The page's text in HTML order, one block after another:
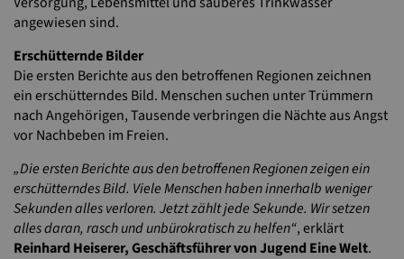
angewiesen sind.
Erschütternde Bilder
Die ersten Berichte aus den betroffenen Regionen zeichnen
ein erschütterndes Bild. Menschen suchen unter Trümmern
nach Angehörigen, Tausende verbringen die Nächte aus Angst
vor Nachbeben im Freien.
„Die ersten Berichte aus den betroffenen Regionen zeigen ein
erschütterndes Bild. Viele Menschen haben innerhalb weniger
Sekunden alles verloren. Jetzt zählt jede Sekunde. Wir setzen
alles daran, rasch und unbürokratisch zu helfen“, erklärt
Reinhard Heiserer, Geschäftsführer von Jugend Eine Welt.